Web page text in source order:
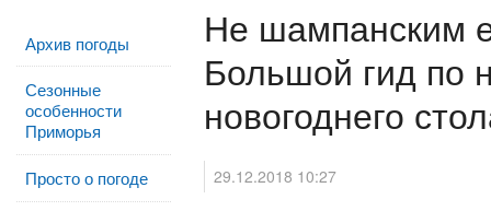
Архив погоды
Сезонные
особенности
Приморья
Просто о погоде
Не шампанским
Большой гид по
новогоднего
29.12.2018 10:27